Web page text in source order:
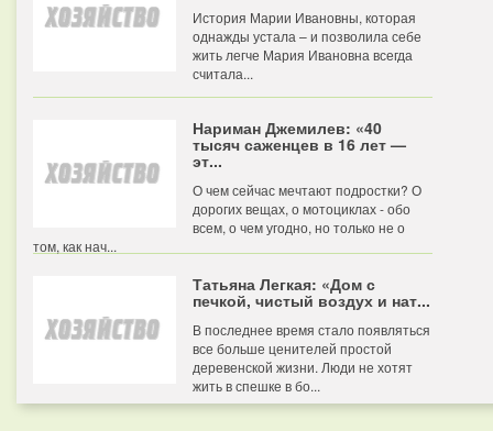
История Марии Ивановны, которая
однажды устала – и позволила себе
жить легче Мария Ивановна всегда
считала...
Нариман Джемилев: «40
тысяч саженцев в 16 лет —
эт...
О чем сейчас мечтают подростки? О
дорогих вещах, о мотоциклах - обо
всем, о чем угодно, но только не о
том, как нач...
Татьяна Легкая: «Дом с
печкой, чистый воздух и нат...
В последнее время стало появляться
все больше ценителей простой
деревенской жизни. Люди не хотят
жить в спешке в бо...